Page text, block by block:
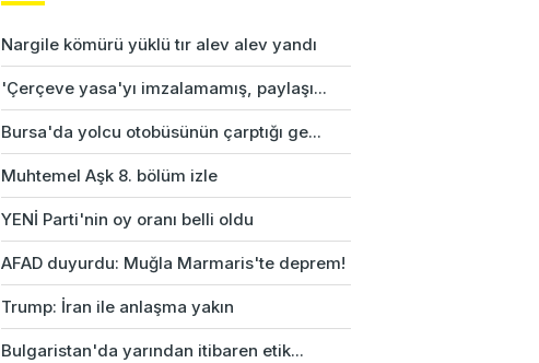
Nargile kömürü yüklü tır alev alev yandı
'Çerçeve yasa'yı imzalamamış, paylaşı...
Bursa'da yolcu otobüsünün çarptığı ge...
Muhtemel Aşk 8. bölüm izle
YENİ Parti'nin oy oranı belli oldu
AFAD duyurdu: Muğla Marmaris'te deprem!
Trump: İran ile anlaşma yakın
Bulgaristan'da yarından itibaren etik...